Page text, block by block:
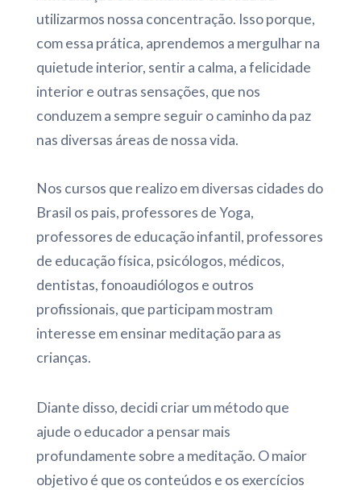
utilizarmos nossa concentração. Isso porque,
com essa prática, aprendemos a mergulhar na
quietude interior, sentir a calma, a felicidade
interior e outras sensações, que nos
conduzem a sempre seguir o caminho da paz
nas diversas áreas de nossa vida.
Nos cursos que realizo em diversas cidades do
Brasil os pais, professores de Yoga,
professores de educação infantil, professores
de educação física, psicólogos, médicos,
dentistas, fonoaudiólogos e outros
profissionais, que participam mostram
interesse em ensinar meditação para as
crianças.
Diante disso, decidi criar um método que
ajude o educador a pensar mais
profundamente sobre a meditação. O maior
objetivo é que os conteúdos e os exercícios